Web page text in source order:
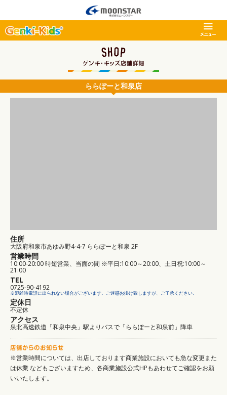
ららぽーと和泉店
住所
大阪府和泉市あゆみ野4-4-7 ららぽーと和泉 2F
営業時間
10:00-20:00 時短営業、当面の間 ※平日:10:00～20:00、土日祝:10:00～
21:00
TEL
0725-90-4192
※混雑時電話に出られない場合がございます。ご迷惑お掛け致しますが、ご了承ください。
定休日
不定休
アクセス
泉北高速鉄道「和泉中央」駅よりバスで「ららぽーと和泉前」降車
※営業時間については、出店しております商業施設においても急な変更また
は休業などもございますため、各商業施設公式HPもあわせてご確認をお願
いいたします。